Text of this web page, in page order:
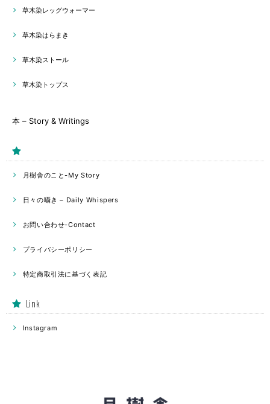
草木染レッグウォーマー
草木染はらまき
草木染ストール
草木染トップス
本 – Story & Writings
月樹舎のこと-My Story
日々の囁き – Daily Whispers
お問い合わせ-Contact
プライバシーポリシー
特定商取引法に基づく表記
Link
Instagram